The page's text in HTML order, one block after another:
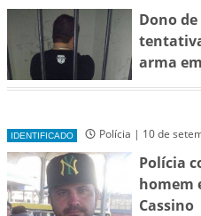
Dono
arma
IDENTIFICADO Polícia | 10 de
Polícia
homem
Cassino